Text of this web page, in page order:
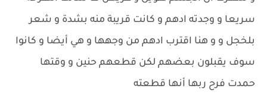
سريعا و وجدته ادهم و كانت قريبة منه بشدة و شعر
بلخجل و و هنا اقترب ادهم من وجهها و هي أيضا و كانوا
سوف يقبلون بعضهم لكن قطعهم حنين و وقتها
حمدت فرح ربها أنها قطعته